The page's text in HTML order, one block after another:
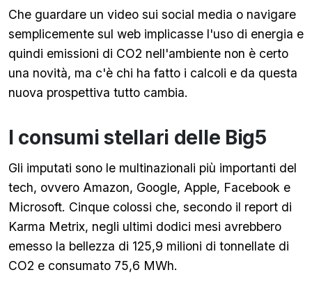
Che guardare un video sui social media o navigare
semplicemente sul web implicasse l'uso di energia e
quindi emissioni di CO2 nell'ambiente non è certo
una novità, ma c'è chi ha fatto i calcoli e da questa
nuova prospettiva tutto cambia.
I consumi stellari delle Big5
Gli imputati sono le multinazionali più importanti del
tech, ovvero Amazon, Google, Apple, Facebook e
Microsoft. Cinque colossi che, secondo il report di
Karma Metrix, negli ultimi dodici mesi avrebbero
emesso la bellezza di 125,9 milioni di tonnellate di
CO2 e consumato 75,6 MWh.